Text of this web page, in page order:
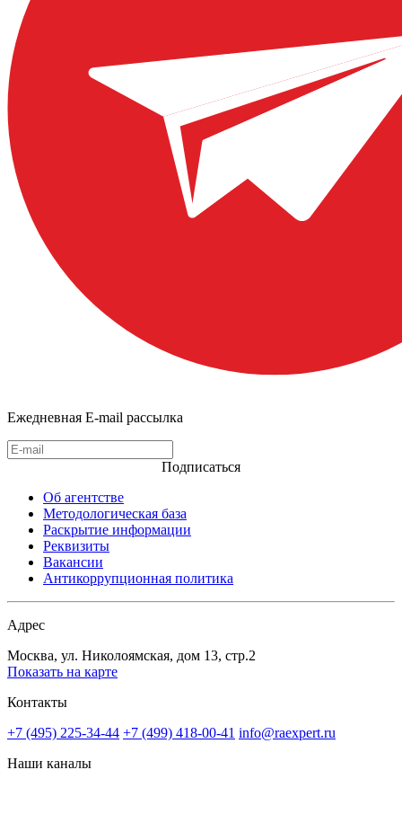
Ежедневная E-mail рассылка
Подписаться
Об агентстве
Методологическая база
Раскрытие информации
Реквизиты
Вакансии
Антикоррупционная политика
Адрес
Москва, ул. Николоямская, дом 13, стр.2
Показать на карте
Контакты
+7 (495) 225-34-44 +7 (499) 418-00-41 info@raexpert.ru
Наши каналы